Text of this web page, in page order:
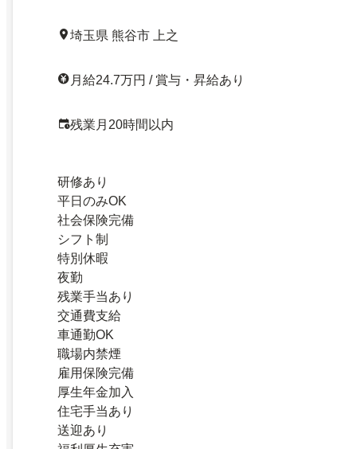
埼玉県 熊谷市 上之
月給24.7万円 / 賞与・昇給あり
残業月20時間以内
研修あり
平日のみOK
社会保険完備
シフト制
特別休暇
夜勤
残業手当あり
交通費支給
車通勤OK
職場内禁煙
雇用保険完備
厚生年金加入
住宅手当あり
送迎あり